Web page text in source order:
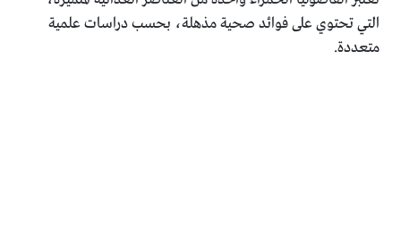
التي ‏تحتوي على فوائد صحية مذهلة، بحسب دراسات علمية
متعددة.‏